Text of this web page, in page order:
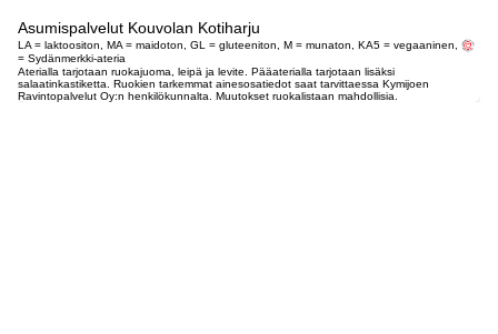
Asumispalvelut Kouvolan Kotiharju
LA = laktoositon, MA = maidoton, GL = gluteeniton, M = munaton, KA5 = vegaaninen,
= Sydänmerkki-ateria
Aterialla tarjotaan ruokajuoma, leipä ja levite. Pääaterialla tarjotaan lisäksi
salaatinkastiketta. Ruokien tarkemmat ainesosatiedot saat tarvittaessa Kymijoen
Ravintopalvelut Oy:n henkilökunnalta. Muutokset ruokalistaan mahdollisia.